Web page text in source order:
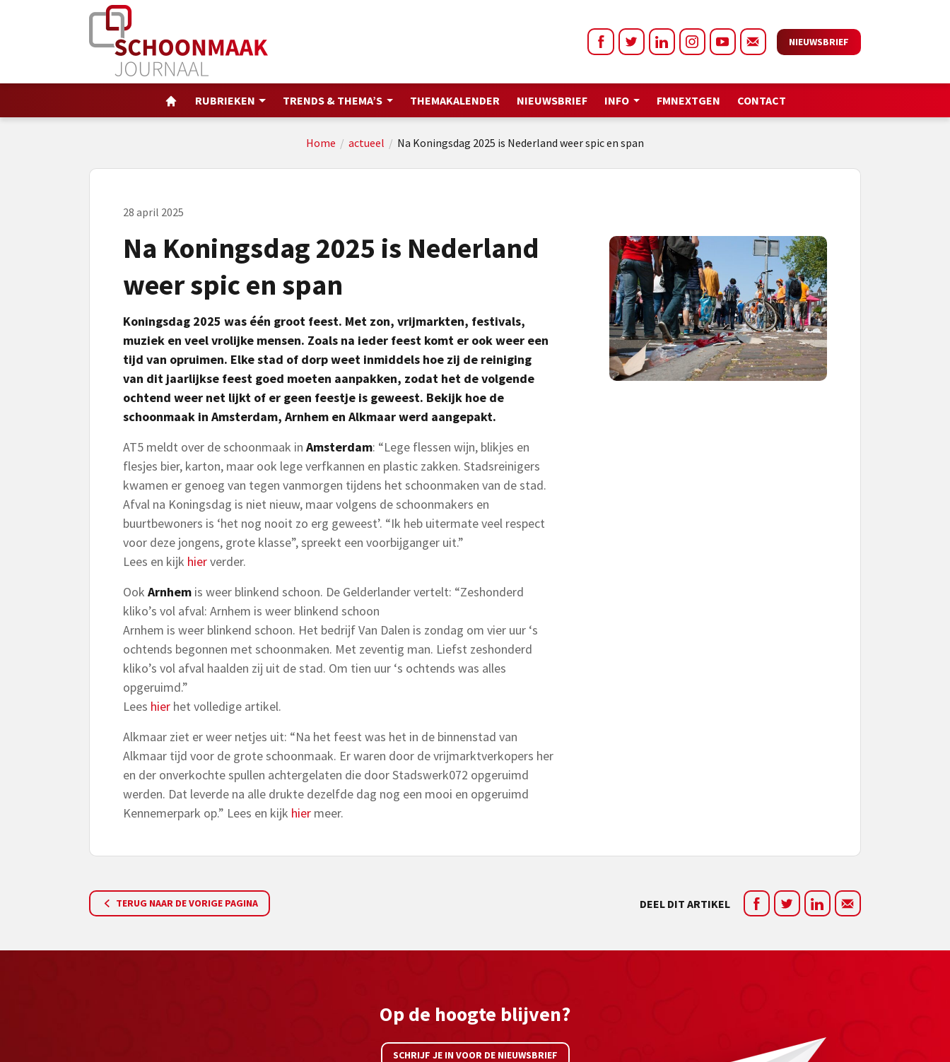
NIEUWSBRIEF
RUBRIEKEN TRENDS & THEMA’S THEMAKALENDER NIEUWSBRIEF INFO FMNEXTGEN CONTACT
Home / actueel / Na Koningsdag 2025 is Nederland weer spic en span
28 april 2025
Na Koningsdag 2025 is Nederland
weer spic en span
Koningsdag 2025 was één groot feest. Met zon, vrijmarkten, festivals,
muziek en veel vrolijke mensen. Zoals na ieder feest komt er ook weer een
tijd van opruimen. Elke stad of dorp weet inmiddels hoe zij de reiniging
van dit jaarlijkse feest goed moeten aanpakken, zodat het de volgende
ochtend weer net lijkt of er geen feestje is geweest. Bekijk hoe de
schoonmaak in Amsterdam, Arnhem en Alkmaar werd aangepakt.
AT5 meldt over de schoonmaak in Amsterdam: “Lege flessen wijn, blikjes en
flesjes bier, karton, maar ook lege verfkannen en plastic zakken. Stadsreinigers
kwamen er genoeg van tegen vanmorgen tijdens het schoonmaken van de stad.
Afval na Koningsdag is niet nieuw, maar volgens de schoonmakers en
buurtbewoners is ‘het nog nooit zo erg geweest’. “Ik heb uitermate veel respect
voor deze jongens, grote klasse”, spreekt een voorbijganger uit.”
Lees en kijk hierverder.
Ook Arnhem is weer blinkend schoon. De Gelderlander vertelt: “Zeshonderd
kliko’s vol afval: Arnhem is weer blinkend schoon
Arnhem is weer blinkend schoon. Het bedrijf Van Dalen is zondag om vier uur ‘s
ochtends begonnen met schoonmaken. Met zeventig man. Liefst zeshonderd
kliko’s vol afval haalden zij uit de stad. Om tien uur ‘s ochtends was alles
opgeruimd.”
Lees hier het volledige artikel.
Alkmaar ziet er weer netjes uit: “Na het feest was het in de binnenstad van
Alkmaar tijd voor de grote schoonmaak. Er waren door de vrijmarktverkopers her
en der onverkochte spullen achtergelaten die door Stadswerk072 opgeruimd
werden. Dat leverde na alle drukte dezelfde dag nog een mooi en opgeruimd
Kennemerpark op.” Lees en kijk hier meer.
TERUG NAAR DE VORIGE PAGINA DEEL DIT ARTIKEL
Op de hoogte blijven?
SCHRIJF JE IN VOOR DE NIEUWSBRIEF